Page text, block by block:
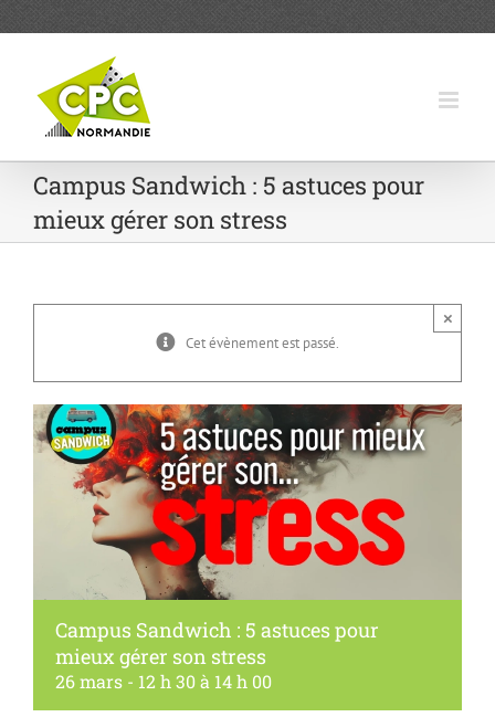
Campus Sandwich : 5 astuces pour
mieux gérer son stress
Cet évènement est passé.
×
Campus Sandwich : 5 astuces pour
mieux gérer son stress
26 mars - 12 h 30à 14 h 00